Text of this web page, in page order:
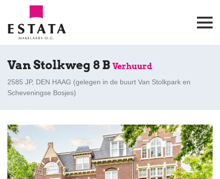
Van Stolkweg 8 B Verhuurd
2585 JP, DEN HAAG (gelegen in de buurt Van Stolkpark en
Scheveningse Bosjes)